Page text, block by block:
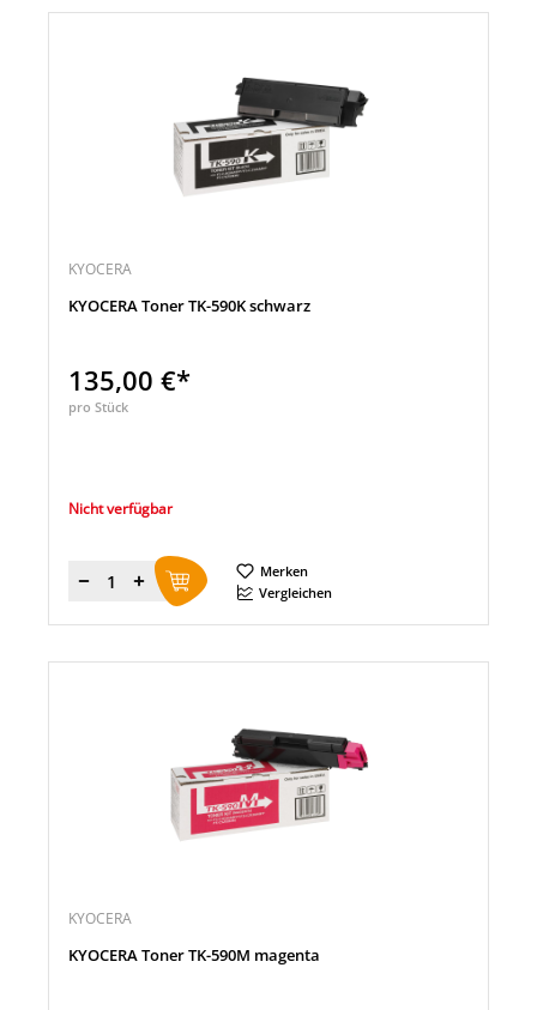
KYOCERA
KYOCERA Toner TK-590K schwarz
135,00 €*
pro Stück
Nicht verfügbar
Menge
Merken
Vergleichen
KYOCERA
KYOCERA Toner TK-590M magenta